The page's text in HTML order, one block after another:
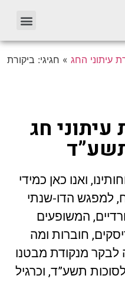
עיתוני החג » חגיגי: ביקורת
עיתוני חג
ואנו כאן כמידי
למפגש הדו-שנתי
המשופעים
חוברות ומה
לבקר מנקודת מבטנו
תשע”ד, וכרגיל